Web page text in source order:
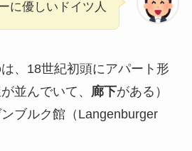
に優しいドイツ人
、18世紀初頭にアパート形
並んでいて、 廊下がある）
ブルク館（Langenburger